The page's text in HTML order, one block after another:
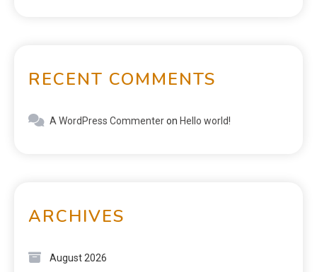
RECENT COMMENTS
A WordPress Commenteron Hello world!
ARCHIVES
August 2026